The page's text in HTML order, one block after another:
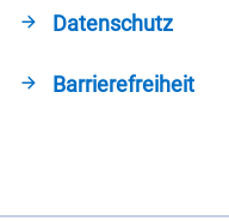
Datenschutz
Barrierefreiheit